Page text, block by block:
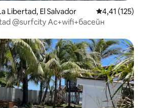
Libertad, El Salvador Средна
4,41 (125)
@surfcity Ac+wifi+басейн